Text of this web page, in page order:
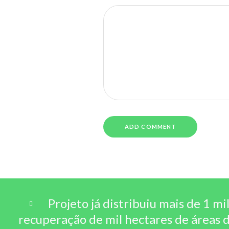
Projeto já distribuiu mais de 1
recuperação de mil hectares de áreas